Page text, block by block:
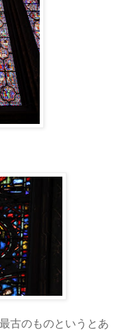
古のものというとあ